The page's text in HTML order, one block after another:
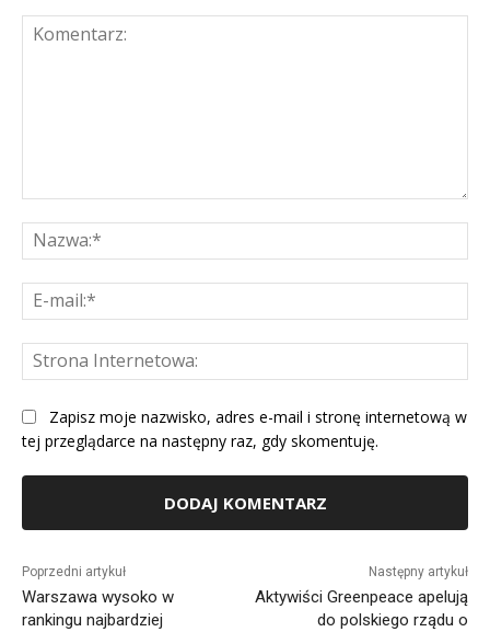
Zapisz moje nazwisko, adres e-mail i stronę internetową w
tej przeglądarce na następny raz, gdy skomentuję.
Poprzedni artykuł
Warszawa wysoko w
rankingu najbardziej
Następny artykuł
Aktywiści Greenpeace apelują
do polskiego rządu o